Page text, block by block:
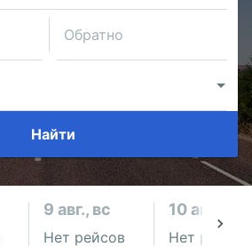
Обратно
Найти
9 авг., вс
Нет рейсов
10 авг., пн
Нет рейсов